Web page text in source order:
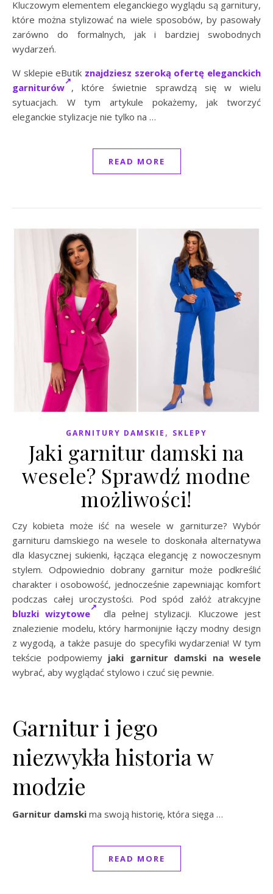
Kluczowym elementem eleganckiego wyglądu są garnitury,
które można stylizować na wiele sposobów, by pasowały
zarówno do formalnych, jak i bardziej swobodnych
wydarzeń.
W sklepie eButik znajdziesz szeroką ofertę eleganckich
garniturów , które świetnie sprawdzą się w wielu
sytuacjach. W tym artykule pokażemy, jak tworzyć
eleganckie stylizacje nie tylko na …
READ MORE
GARNITURY DAMSKIE , SKLEPY
Jaki garnitur damski na
wesele? Sprawdź modne
możliwości!
Czy kobieta może iść na wesele w garniturze? Wybór
garnituru damskiego na wesele to doskonała alternatywa
dla klasycznej sukienki, łącząca elegancję z nowoczesnym
stylem. Odpowiednio dobrany garnitur może podkreślić
charakter i osobowość, jednocześnie zapewniając komfort
podczas całej uroczystości. Pod spód załóż atrakcyjne
bluzki wizytowe
dla pełnej stylizacji. Kluczowe jest
znalezienie modelu, który harmonijnie łączy modny design
z wygodą, a także pasuje do specyfiki wydarzenia! W tym
tekście podpowiemy jaki garnitur damski na wesele
wybrać, aby wyglądać stylowo i czuć się pewnie.
Garnitur i jego
niezwykła historia w
modzie
Garnitur damski ma swoją historię, która sięga …
READ MORE